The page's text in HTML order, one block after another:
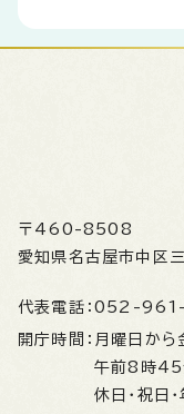
〒460-8508
愛知県名古屋市中区
代表電話： 052-961-
開庁時間： 月曜日か
午前8時45
休日・祝日